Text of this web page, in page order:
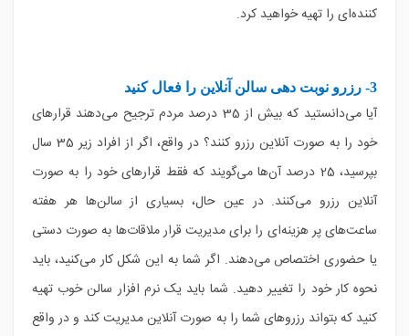
کننده‌ای را تهیه خواهید کرد.
3- رزرو نوبت دهی سالن آنلاین را فعال کنید
آیا می‌دانستید که بیش از 35 درصد مردم ترجیح می‌دهند قرارهای
خود را به صورت آنلاین رزرو کنند؟ در واقع، اگر از افراد زیر 35 سال
بپرسید، 25 درصد آن‌ها می‌گویند که فقط قرارهای خود را به صورت
آنلاین رزرو می‌کنند. در عین حال، بسیاری از سالن‌ها هر هفته
ساعت‌های پر هزینه‌ای را برای مدیریت قرار ملاقات‌ها به صورت دستی
یا حضوری اختصاص می‌دهند. اگر شما به این شکل کار می‌کنید، باید
نحوه کار خود را تغییر دهید. شما باید یک نرم افزار سالن خوب تهیه
کنید که بتواند رزروهای شما را به صورت آنلاین مدیریت کند و در واقع